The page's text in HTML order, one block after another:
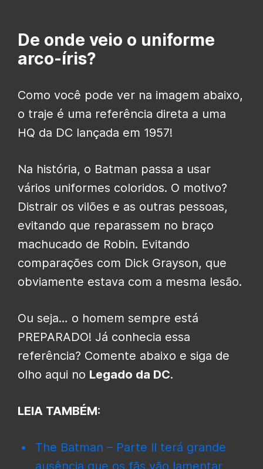
De onde veio o uniforme
arco-íris?
Como você pode ver na imagem abaixo,
o traje é uma referência direta a uma
HQ da DC lançada em 1957!
Na história, o Batman passa a usar
vários uniformes coloridos. O motivo?
Distrair os vilões e as outras pessoas,
evitando que reparassem no braço
machucado de Robin. Evitando
comparações com Dick Grayson, que
obviamente estava com a mesma lesão.
Ou seja… o homem sempre está
PREPARADO! Já conhecia essa
referência? Comente abaixo e siga de
olho aqui no Legado da DC.
LEIA TAMBÉM:
The Batman – Parte II terá grande